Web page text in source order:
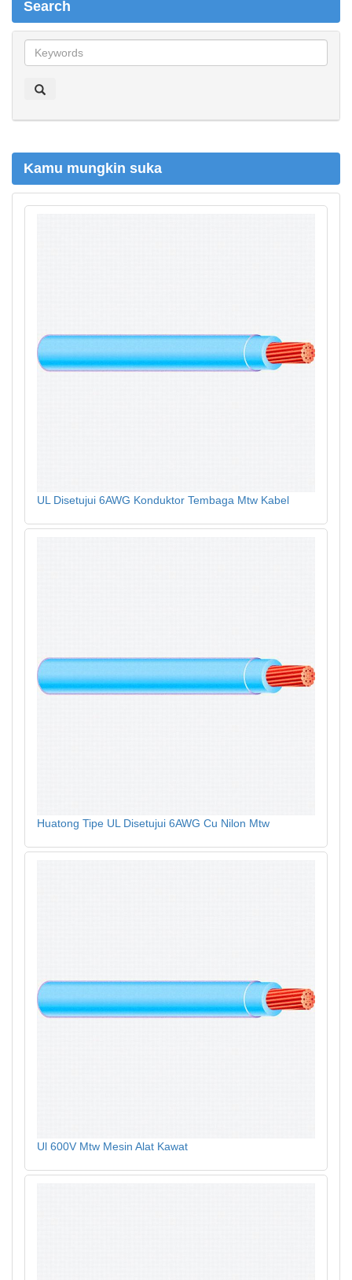
Search
e
h
Kamu mungkin suka
UL Disetujui 6AWG Konduktor Tembaga Mtw Kabel
Huatong Tipe UL Disetujui 6AWG Cu Nilon Mtw
Ul 600V Mtw Mesin Alat Kawat